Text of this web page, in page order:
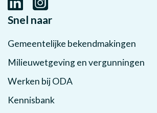
Snel naar
Gemeentelijke bekendmakingen
Milieuwetgeving en vergunningen
Werken bij ODA
Kennisbank